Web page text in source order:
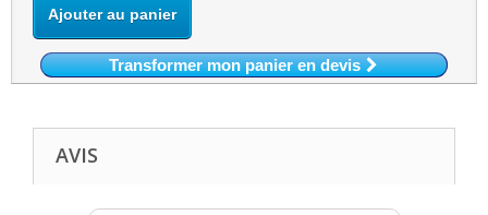
Ajouter au panier
Transformer mon panier en devis
AVIS